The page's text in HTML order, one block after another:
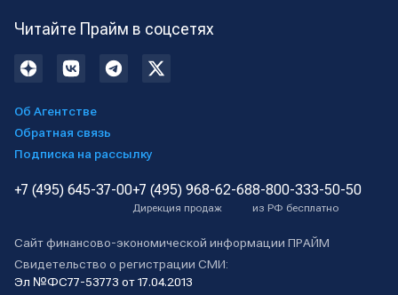
Читайте Прайм в соцсетях
Об Агентстве
Обратная связь
Подписка на рассылку
+7 (495) 645-37-00+7 (495) 968-62-68
Дирекция продаж
8-800-333-50-50
из РФ бесплатно
Сайт финансово-экономической информации ПРАЙМ
Свидетельство о регистрации СМИ:
Эл №ФС77-53773 от 17.04.2013